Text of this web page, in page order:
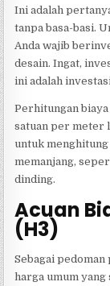
Ini adalah
tanpa basa-basi.
Anda wajib
desain. Ingat,
ini adalah
Perhitungan
satuan per meter
untuk
memanjang,
dinding.
Acuan
(H3)
Sebagai
harga umum